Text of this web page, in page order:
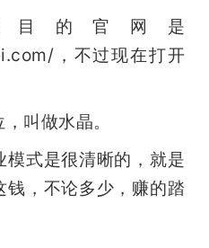
目的官网是
，不过现在打开
叫做水晶。
模式是很清晰的，就是
，不论多少，赚的踏